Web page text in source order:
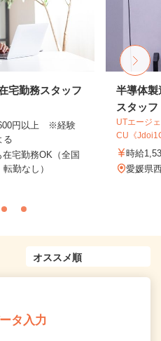
宅勤務スタッフ
円以上 ※経験
る
宅勤務OK（全国
勤なし）
半導体製
スタッフ
UTエージ
CU《
時給
愛媛県
タ入力